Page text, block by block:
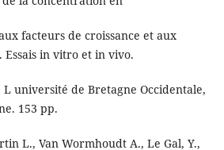
facteurs de croissance et aux
Essais in vitro et in vivo.
L université de Bretagne Occidentale,
153 pp.
L., Van Wormhoudt A., Le Gal, Y.,